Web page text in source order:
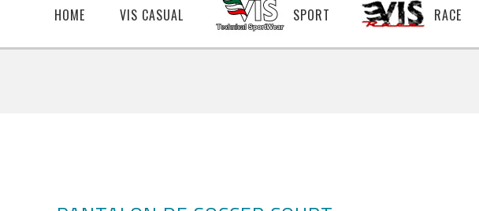
HOME VIS CASUAL SPORT RACE